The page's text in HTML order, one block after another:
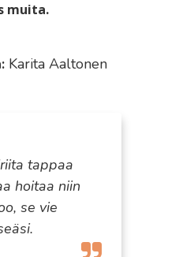
muita.
Karita Aaltonen
tappaa
hoitaa niin
se vie